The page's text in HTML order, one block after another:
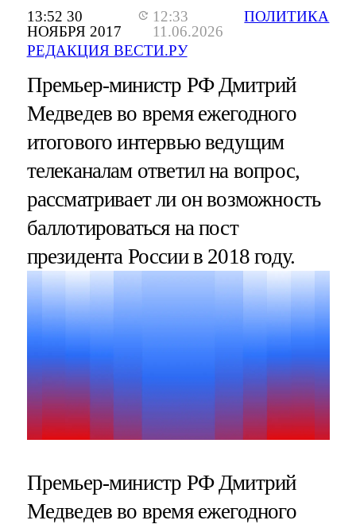
13:52 30
НОЯБРЯ 2017
12:33
11.06.2026
РЕДАКЦИЯ ВЕСТИ.РУ
ПОЛИТИКА
Премьер-министр РФ Дмитрий
Медведев во время ежегодного
итогового интервью ведущим
телеканалам ответил на вопрос,
рассматривает ли он возможность
баллотироваться на пост
президента России в 2018 году.
Премьер-министр РФ Дмитрий
Медведев во время ежегодного